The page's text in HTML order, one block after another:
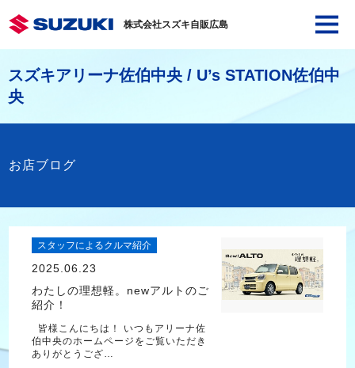
株式会社スズキ自販広島
スズキアリーナ佐伯中央 / U’s STATION佐伯中
央
お店ブログ
スタッフによるクルマ紹介
2025.06.23
わたしの理想軽。newアルトのご
紹介！
皆様こんにちは！ いつもアリーナ佐
伯中央のホームページをご覧いただき
ありがとうござ…